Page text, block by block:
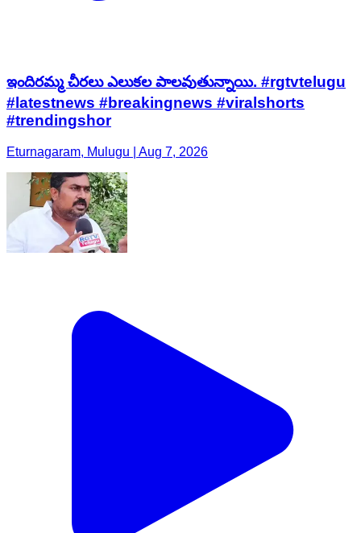
ఇందిరమ్మ చీరలు ఎలుకల పాలవుతున్నాయి. #rgtvtelugu
#latestnews #breakingnews #viralshorts
#trendingshor
Eturnagaram, Mulugu | Aug 7, 2026